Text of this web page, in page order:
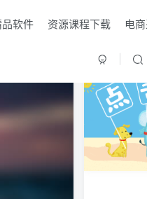
软件 资源课程下载 电